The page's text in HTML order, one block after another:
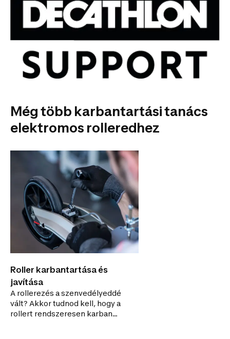
Még több karbantartási tanács
elektromos rolleredhez
Roller karbantartása és
javítása
A rollerezés a szenvedélyeddé
vált? Akkor tudnod kell, hogy a
rollert rendszeresen karban